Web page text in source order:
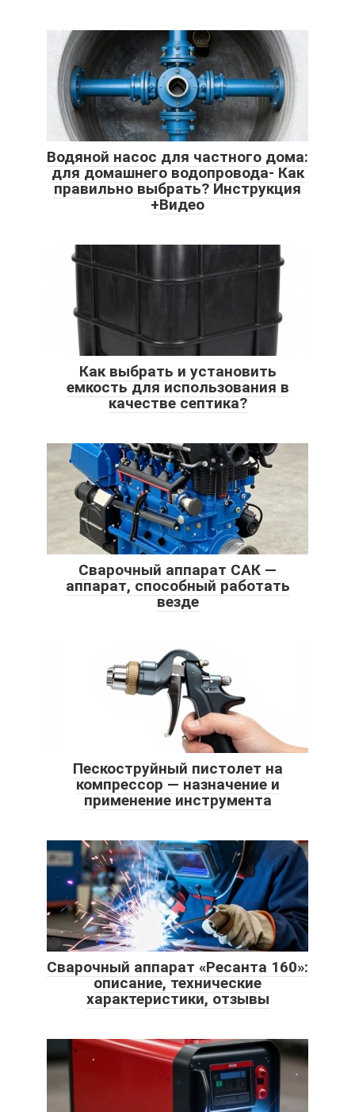
Водяной насос для частного дома:
для домашнего водопровода- Как
правильно выбрать? Инструкция
+Видео
Как выбрать и установить
емкость для использования в
качестве септика?
Сварочный аппарат САК —
аппарат, способный работать
везде
Пескоструйный пистолет на
компрессор — назначение и
применение инструмента
Сварочный аппарат «Ресанта 160»:
описание, технические
характеристики, отзывы